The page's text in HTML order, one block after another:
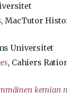
, MacTutor
Universitet
, Cahiers
kemian